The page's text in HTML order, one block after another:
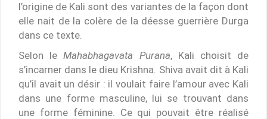
l’origine de Kali sont des variantes de la façon dont
elle nait de la colère de la déesse guerrière Durga
dans ce texte.
Selon leMahabhagavata Purana, Kali choisit de
s’incarner dans le dieu Krishna. Shiva avait dit à Kali
qu’il avait un désir : il voulait faire l’amour avec Kali
dans une forme masculine, lui se trouvant dans
une forme féminine. Ce qui pouvait être réalisé